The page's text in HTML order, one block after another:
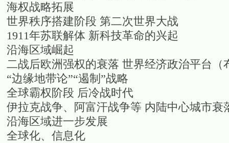
海权战略拓展
世界秩序搭建阶段 第二次世界大战
1911年苏联解体 新科技革命的兴起
沿海区域崛起
二战后欧洲强权的衰落 世界经济政治平台（
“边缘地带论”“遏制”战略
全球霸权阶段 后冷战时代
伊拉克战争、阿富汗战争等 内陆中心城市衰
沿海区域进一步发展
全球化、信息化